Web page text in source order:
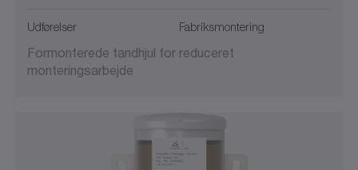
Udførelser Fabriksmontering
Formonterede tandhjul for reduceret
monteringsarbejde